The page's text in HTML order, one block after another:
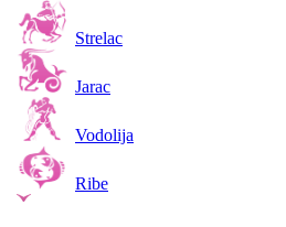
Strelac
Jarac
Vodolija
Ribe